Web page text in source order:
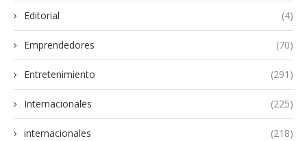
Editorial (4)
Emprendedores (70)
Entretenimiento (291)
Internacionales (225)
internacionales (218)